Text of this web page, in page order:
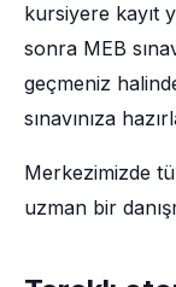
kursiyere kayıt
sonra MEB
geçmeniz
sınavınıza
Merkezimizde
uzman bir